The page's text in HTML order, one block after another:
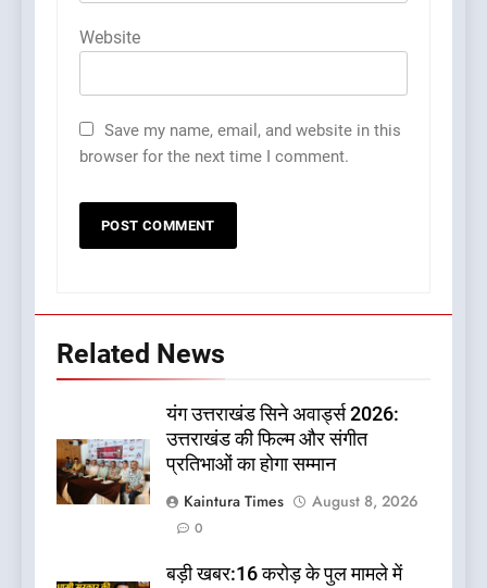
Website
Save my name, email, and website in this
browser for the next time I comment.
Related News
यंग उत्तराखंड सिने अवार्ड्स 2026:
उत्तराखंड की फिल्म और संगीत
प्रतिभाओं का होगा सम्मान
Kaintura Times
August 8, 2026
0
बड़ी खबर:16 करोड़ के पुल मामले में